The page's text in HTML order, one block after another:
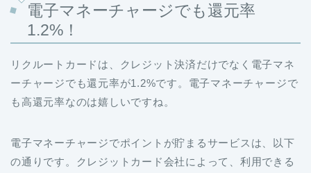
電子マネーチャージでも還元率
1.2%！
リクルートカードは、クレジット決済だけでなく電子マネ
ーチャージでも還元率が1.2%です。電子マネーチャージで
も高還元率なのは嬉しいですね。
電子マネーチャージでポイントが貯まるサービスは、以下
の通りです。クレジットカード会社によって、利用できる